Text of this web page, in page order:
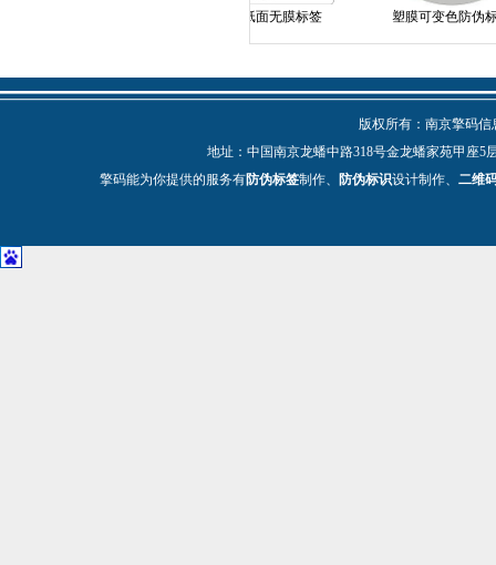
纸面无膜标签 塑膜可变色防伪标识
版权所有：南京擎码
地址：中国南京龙蟠中路318号金龙蟠家苑甲座5
擎码能为你提供的服务有防伪标签制作、 防伪标识设计制作、 二维